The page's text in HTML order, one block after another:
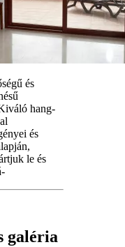
és
hang-
és
le és
galéria